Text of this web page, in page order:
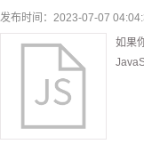
发布时间：2023-07-07
如果